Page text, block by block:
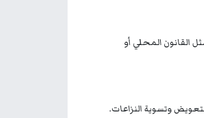
القانون المحلي أو
وتسوية النزاعات.